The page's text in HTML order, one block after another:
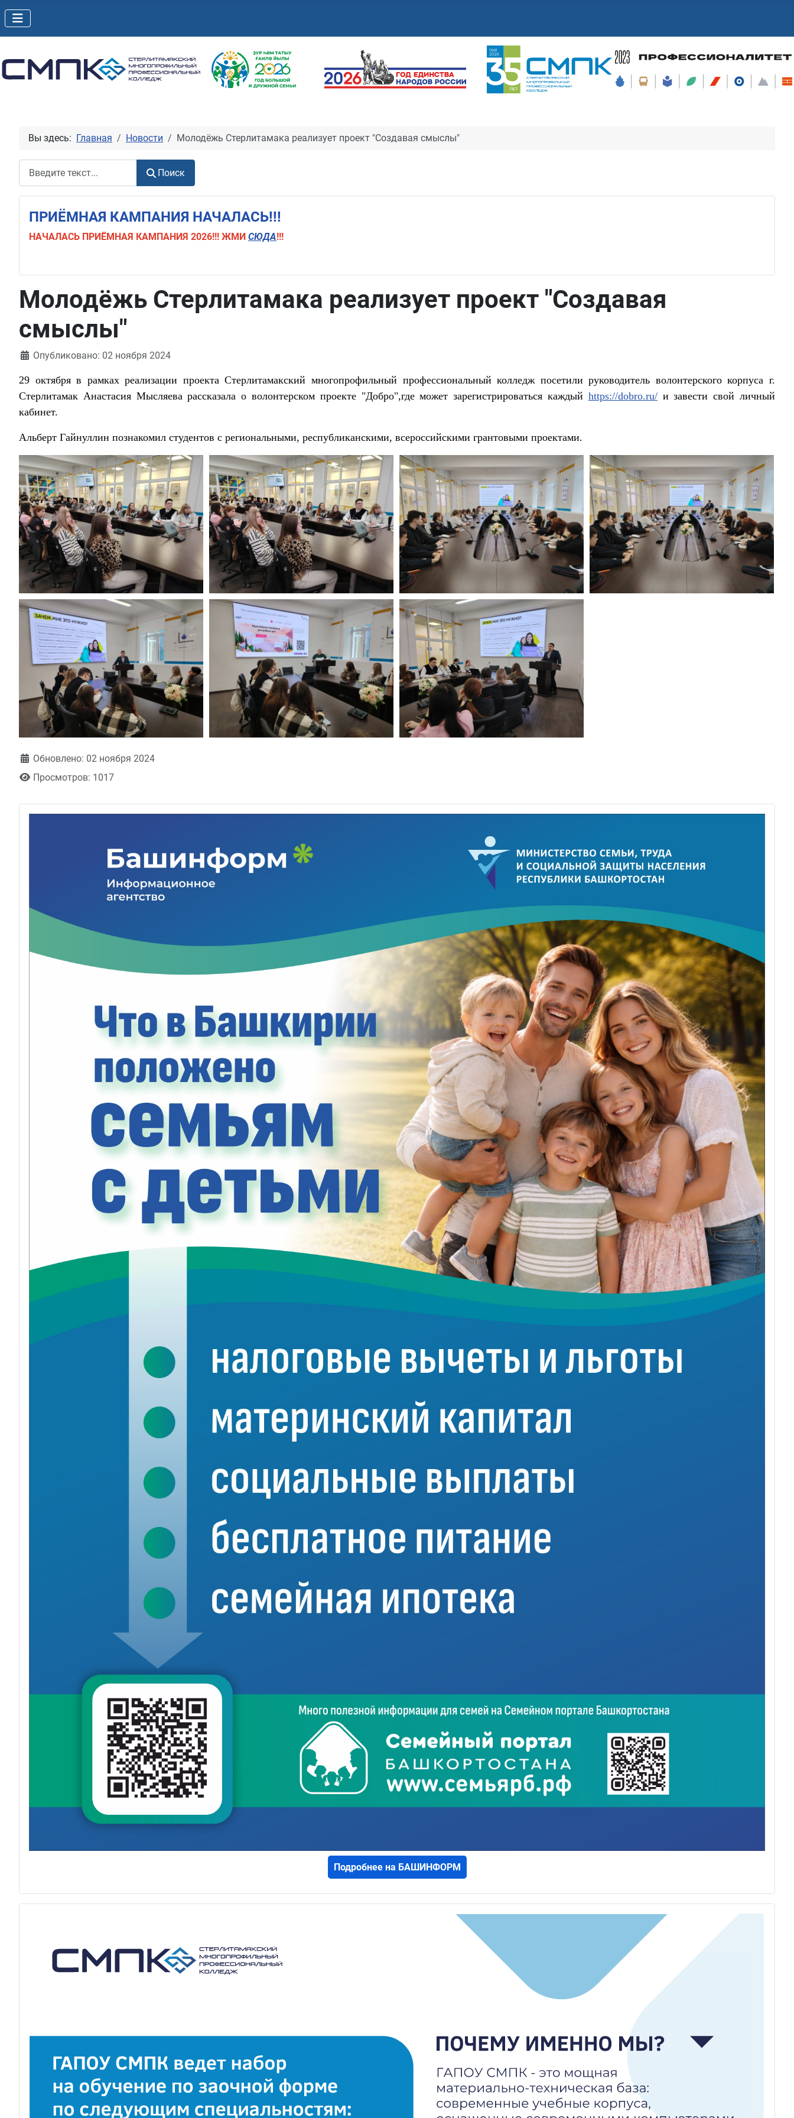
Подробнее на БАШИНФОРМ
Вы здесь: Главная Новости Молодёжь Стерлитамака реализует проект "Создавая смыслы"
Поиск
ПРИЁМНАЯ КАМПАНИЯ НАЧАЛАСЬ!!!
НАЧАЛАСЬ ПРИЁМНАЯ КАМПАНИЯ 2026!!! ЖМИ СЮДА!!!
Молодёжь Стерлитамака реализует проект "Создавая
смыслы"
Информация о материале
Опубликовано: 02 ноября 2024
29 октября в рамках реализации проекта Стерлитамакский многопрофильный профессиональный колледж посетили руководитель волонтерского корпуса г.
Стерлитамак Анастасия Мысляева рассказала о волонтерском проекте "Добро",где может зарегистрироваться каждый https://dobro.ru/и завести свой личный
кабинет.
Альберт Гайнуллин познакомил студентов с региональными, республиканскими, всероссийскими грантовыми проектами.
Обновлено: 02 ноября 2024
Просмотров: 1017